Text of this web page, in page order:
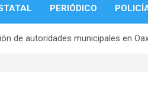
PERIÓDICO
de autoridades municipales en